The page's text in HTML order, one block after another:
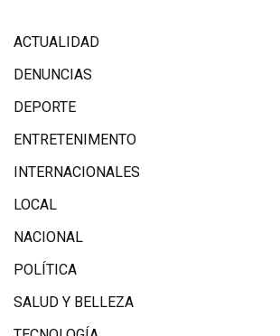
ACTUALIDAD
DENUNCIAS
DEPORTE
ENTRETENIMENTO
INTERNACIONALES
LOCAL
NACIONAL
POLÍTICA
SALUD Y BELLEZA